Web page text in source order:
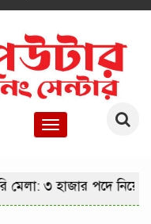
Toggle
মেলা: ৩ হাজার পদে